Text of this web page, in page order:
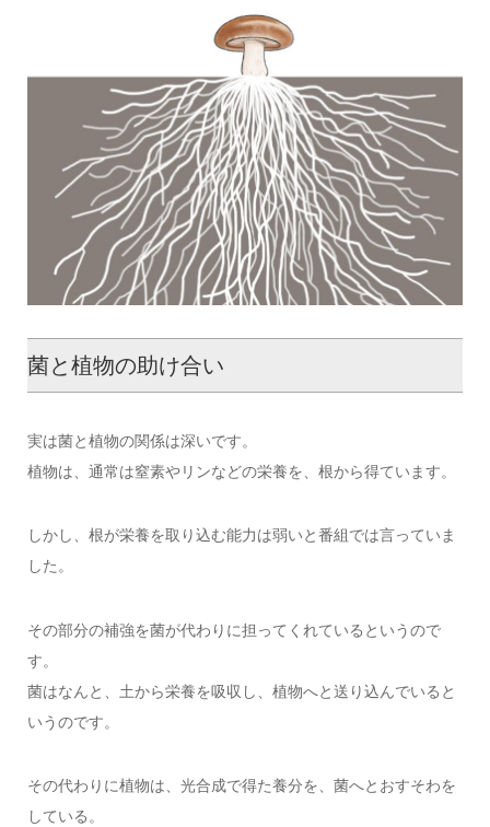
菌と植物の助け合い
実は菌と植物の関係は深いです。
植物は、通常は窒素やリンなどの栄養を、根から得ています。
しかし、根が栄養を取り込む能力は弱いと番組では言っていま
した。
その部分の補強を菌が代わりに担ってくれているというので
す。
菌はなんと、土から栄養を吸収し、植物へと送り込んでいると
いうのです。
その代わりに植物は、光合成で得た養分を、菌へとおすそわを
している。